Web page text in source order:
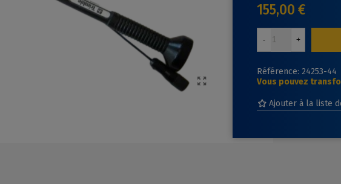
155,00 €
- +
Référence: 24253-44
Vous pouvez
Ajouter à la liste